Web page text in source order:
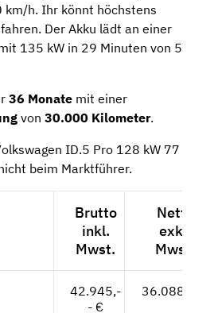
km/h. Ihr könnt höchstens
Der Akku lädt an einer
135 kW in 29 Minuten von 5
36 Monate mit einer
von 30.000 Kilometer.
ID.5 Pro 128 kW 77
beim Marktführer.
Brutto
inkl.
Mwst.
Netto
exkl.
Mwst.
42.945,-
- €
36.088,-- €